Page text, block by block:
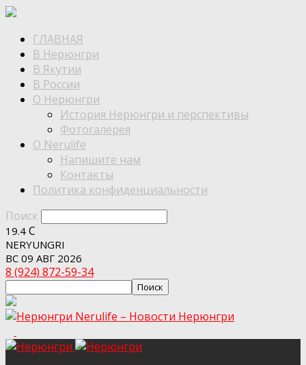
ГЛАВНАЯ
В Нерюнгри
В Якутии
В России
О Нерюнгри
История Нерюнгри и перспективы
Фотогалерея
О Nerulife
Напишите нам
Контакты
Политика конфиденциальности
Поиск
19.4 C
NERYUNGRI
ВС 09 АВГ 2026
8 (924) 872-59-34
Nerulife – Новости Нерюнгри